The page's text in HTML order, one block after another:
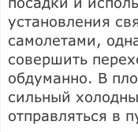
установления
самолетами,
совершить
обдуманно. В
сильный
отправляться в